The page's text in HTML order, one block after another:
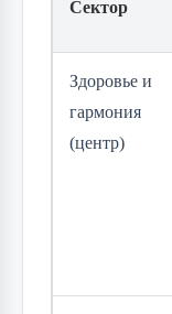
Сектор
Здоровье и
гармония
(центр)